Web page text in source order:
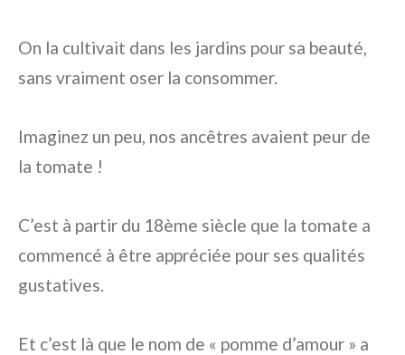
On la cultivait dans les jardins pour sa beauté,
sans vraiment oser la consommer.
Imaginez un peu, nos ancêtres avaient peur de
la tomate !
C’est à partir du 18ème siècle que la tomate a
commencé à être appréciée pour ses qualités
gustatives.
Et c’est là que le nom de « pomme d’amour » a